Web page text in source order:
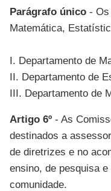
Parágrafo único - Os
Matemática,
I. Departamento de
II. Departamento de
III. Departamento de
Artigo 6º - As
destinados a
de diretrizes e no
ensino, de pesquisa
comunidade.